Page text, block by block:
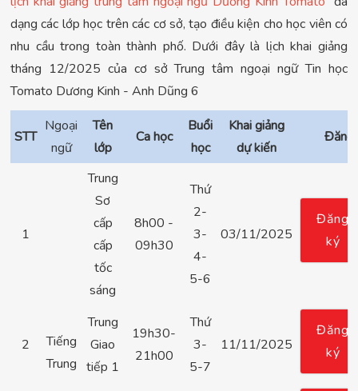
dạng các lớp học trên các cơ sở, tạo điều kiện cho học viên có
nhu cầu trong toàn thành phố. Dưới đây là lịch khai giảng
tháng 12/2025 của cơ sở Trung tâm ngoại ngữ Tin học
Tomato Dương Kinh - Anh Dũng 6
STT
Ngoại
ngữ
Tên
lớp
Ca học
Buổi
học
Khai giảng
dự kiến
Đăng
1
Tiếng
Trung
Trung
Sơ
cấp
cấp
tốc
sáng
8h00 -
09h30
Thứ
2-
3-
4-
5-6
03/11/2025
Đăng
ký
2
Trung
Giao
tiếp 1
19h30-
21h00
Thứ
3-
5-7
11/11/2025
Đăng
ký